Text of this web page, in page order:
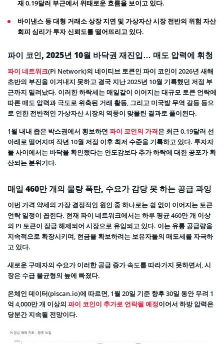
재 0.19달러 부근에서 위태로운 흐름을 보이고 있다.
바이낸스 등 대형 거래소 상장 지연 및 가상자산 시장 전반의 위험 자산
회피 심리가 투자 신뢰도를 떨어뜨리고 있다.
파이 코인, 2025년 10월 바닥권 재진입… 매도 압력에 휘청
파이 네트워크(Pi Network)의 네이티브 토큰인 파이 코인이 2026년 새해
초반의 부진을 이겨내지 못하고 결국 지난 2025년 10월 기록했던 저점 부
근까지 밀려났다. 이러한 하락세는 매일같이 이어지는 대규모 토큰 언락에
따른 매도 압력과 극도로 위축된 거래 활동, 그리고 미국발 무역 갈등 등으
로 인한 전반적인 가상자산 시장의 역풍이 맞물린 결과로 풀이된다.
1월 내내 좁은 박스권에서 횡보하던 파이 코인의 가격은 최근 0.19달러 선
아래로 떨어지며 작년 10월 저점 이후 최저 수준을 기록하고 있다. 투자자
들 사이에서는 바닥을 확인했다는 안도감보다 추가 하락에 대한 공포가 확
산되는 분위기다.
매일 460만 개의 물량 폭탄, 수요가 감당 못 하는 공급 과잉
이번 가격 약세의 가장 결정적인 원인 중 하나로는 쉼 없이 이어지는 토큰
언락 일정이 꼽힌다. 현재 파이 네트워크에서는 하루 평균 460만 개 이상
의 PI 토큰이 잠금 해제되어 시장으로 유입되고 있다. 이는 유통 공급량을
지속적으로 확장시키며, 현금을 확보하려는 보유자들의 매도세를 자극하
고 있다.
새로운 구매자의 수요가 이러한 공급 증가 속도를 따라가지 못하면서, 시
장은 수급 불균형의 늪에 빠졌다.
온체인 데이터(piscan.io)에 따르면, 1월 20일 기준 향후 30일 동안 무려 1
억 4,000만 개 이상의 파이 코인이 추가로 언락될 예정이어서 하방 압력은
당분간 지속될 전망이다.